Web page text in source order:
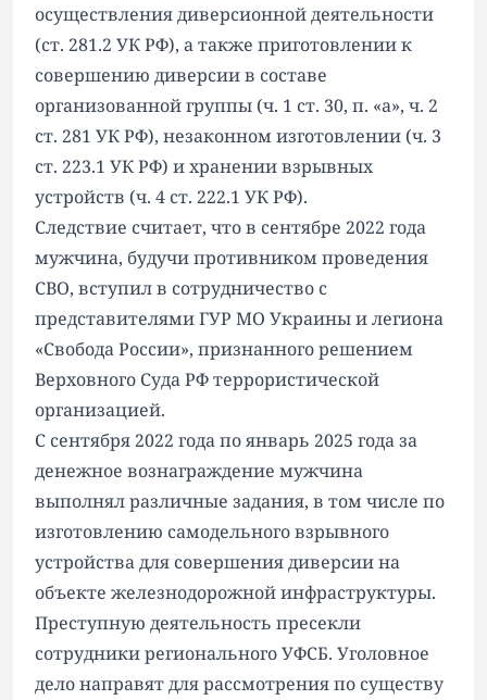
осуществления диверсионной деятельности
(ст. 281.2 УК РФ), а также приготовлении к
совершению диверсии в составе
организованной группы (ч. 1 ст. 30, п. «а», ч. 2
ст. 281 УК РФ), незаконном изготовлении (ч. 3
ст. 223.1 УК РФ) и хранении взрывных
устройств (ч. 4 ст. 222.1 УК РФ).
Следствие считает, что в сентябре 2022 года
мужчина, будучи противником проведения
СВО, вступил в сотрудничество с
представителями ГУР МО Украины и легиона
«Свобода России», признанного решением
Верховного Суда РФ террористической
организацией.
С сентября 2022 года по январь 2025 года за
денежное вознаграждение мужчина
выполнял различные задания, в том числе по
изготовлению самодельного взрывного
устройства для совершения диверсии на
объекте железнодорожной инфраструктуры.
Преступную деятельность пресекли
сотрудники регионального УФСБ. Уголовное
дело направят для рассмотрения по существу